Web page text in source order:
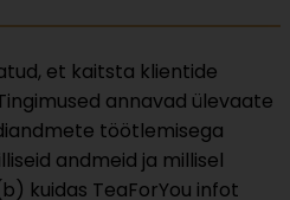
et kaitsta klientide
annavad ülevaate
töötlemisega
andmeid ja millisel
kuidas TeaForYou infot